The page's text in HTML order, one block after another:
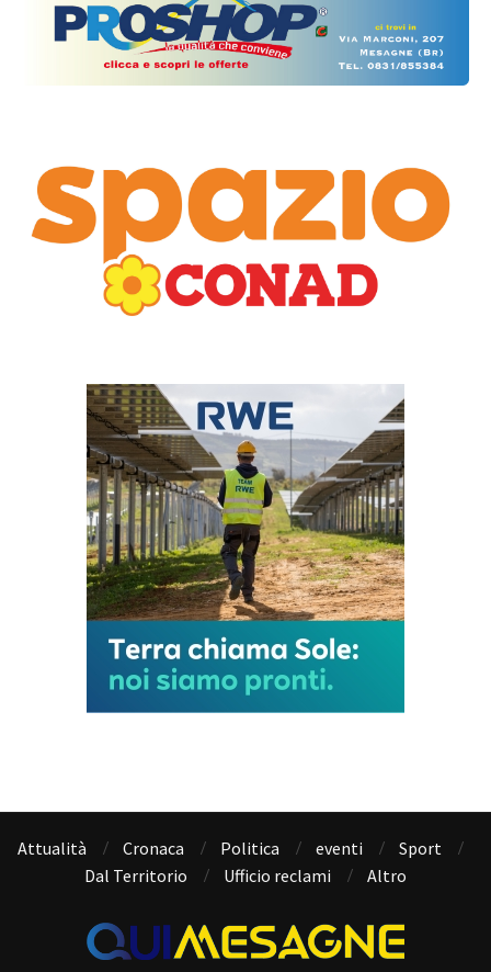
Attualità Cronaca Politica eventi
Sport
Dal Territorio
Ufficio reclami Altro